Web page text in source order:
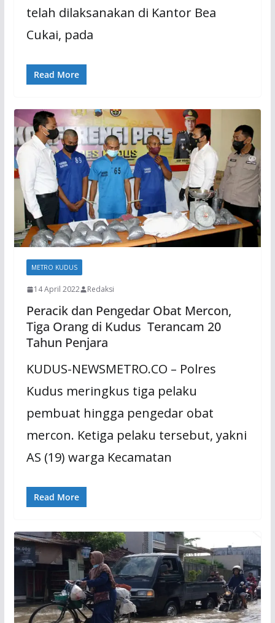
telah dilaksanakan di Kantor Bea
Cukai, pada
Read More
METRO KUDUS
14 April 2022 Redaksi
Peracik dan Pengedar Obat Mercon,
Tiga Orang di Kudus Terancam 20
Tahun Penjara
KUDUS-NEWSMETRO.CO – Polres
Kudus meringkus tiga pelaku
pembuat hingga pengedar obat
mercon. Ketiga pelaku tersebut, yakni
AS (19) warga Kecamatan
Read More